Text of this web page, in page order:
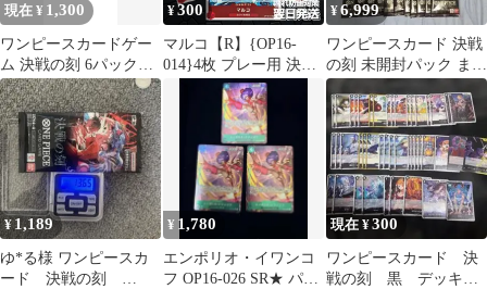
現在 ¥ 1,300
ワンピースカードゲー
ム 決戦の刻 6パック未
サーチ
¥300
マルコ【R】{OP16-
014}4枚 プレー用 決戦
の刻【OP-16】
¥6,999
ワンピースカード 決戦
の刻 未開封パック まと
め売り 33パック
¥1,189
ゆ*る様 ワンピースカ
ード 決戦の刻
¥ 1,780
エンポリオ・イワンコ
フ OP16-026 SR★ パラ
現在 ¥300
ワンピースカード 決
戦の刻 黒 デッキパ